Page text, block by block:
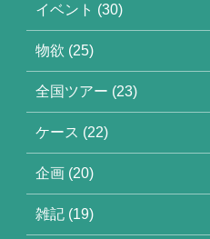
イベント (30)
物欲 (25)
全国ツアー (23)
ケース (22)
企画 (20)
雑記 (19)